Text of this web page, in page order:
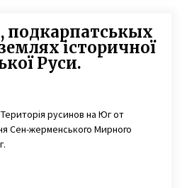
подкарпатськых
історичної
Руси.
русинов на Юг от
Сен-жерменського Мирного